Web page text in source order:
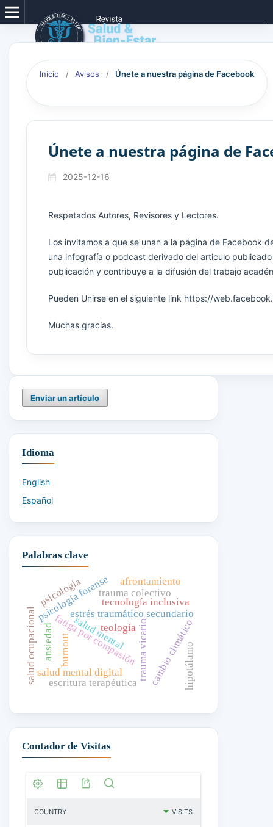
Inicio / Avisos / Únete a nuestra página de Facebook
Únete a nuestra página de
2025-12-16
Respetados Autores, Revisores y Lectores.
Los invitamos a que se unan a la página de Facebook
una infografía o podcast derivado del articulo
publicación y contribuye a la difusión del trabajo
Pueden Unirse en el siguiente link https://
Muchas gracias.
Enviar un artículo
Idioma
English
Español
Palabras clave
trauma vicario
estrés traumático secundario
fatiga por compasión
burnout
psicología forense
salud ocupacionalsalud mental digital
tecnología inclusiva
cambio climático
salud mental
ansiedad hipotálamo
escritura terapéutica
trauma colectivo
afrontamiento
teología
psicología
Contador de Visitas